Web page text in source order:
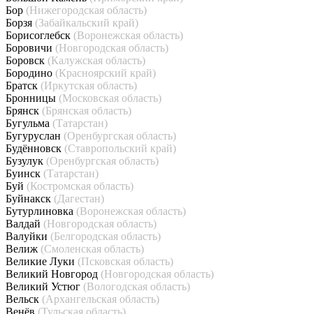
Бор (Нижегородская область)
Борзя (Забайкальский край)
Борисоглебск (Воронежская область)
Боровичи (Новгородская область)
Боровск (Калужская область)
Бородино (Красноярский край)
Братск (Иркутская область)
Бронницы (Московская область)
Брянск (Брянская область)
Бугульма (Татарстан)
Бугуруслан (Оренбургская область)
Будённовск (Ставропольский край)
Бузулук (Оренбургская область)
Буинск (Татарстан)
Буй (Костромская область)
Буйнакск (Дагестан)
Бутурлиновка (Воронежская область)
Валдай (Новгородская область)
Валуйки (Белгородская область)
Велиж (Смоленская область)
Великие Луки (Псковская область)
Великий Новгород (Новгородская область)
Великий Устюг (Вологодская область)
Вельск (Архангельская область)